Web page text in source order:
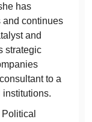
has
and continues
and
strategic
to a
institutions.